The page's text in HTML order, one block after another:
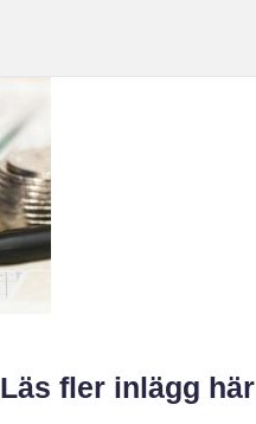
Läs fler inlägg här